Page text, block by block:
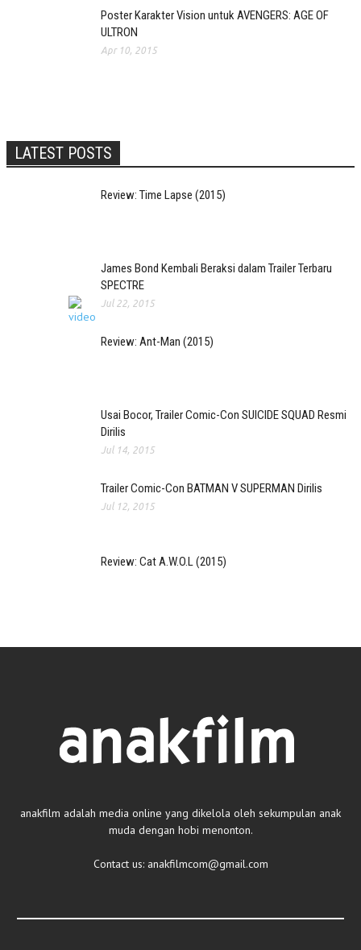
Poster Karakter Vision untuk AVENGERS: AGE OF
ULTRON
Apr 10, 2015
LATEST POSTS
Review: Time Lapse (2015)
James Bond Kembali Beraksi dalam Trailer Terbaru
SPECTRE
Jul 22, 2015
Review: Ant-Man (2015)
Usai Bocor, Trailer Comic-Con SUICIDE SQUAD Resmi
Dirilis
Jul 14, 2015
Trailer Comic-Con BATMAN V SUPERMAN Dirilis
Jul 12, 2015
Review: Cat A.W.O.L (2015)
anakfilm adalah media online yang dikelola oleh sekumpulan anak
muda dengan hobi menonton.
Contact us: anakfilmcom@gmail.com